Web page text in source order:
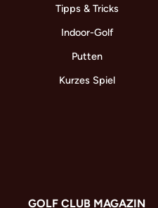
Tipps & Tricks
Indoor-Golf
Putten
Kurzes Spiel
GOLF CLUB MAGAZIN